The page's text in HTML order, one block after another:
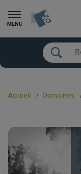
MENU
Accueil Domaines